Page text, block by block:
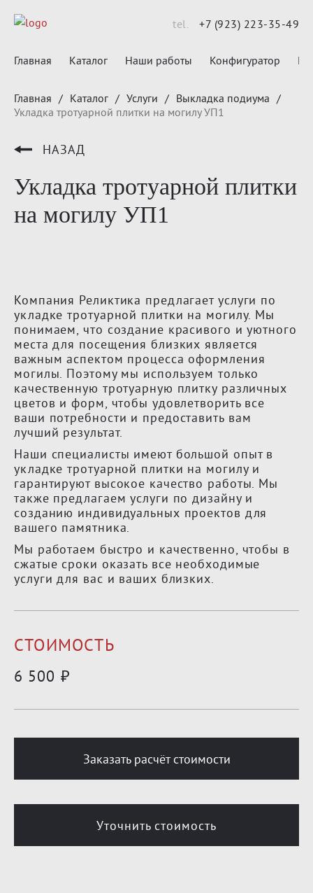
Главная Каталог Наши работы Конфигуратор
tel. +7 (923) 223-35-49
Главная / Каталог / Услуги / Выкладка подиума /
Укладка тротуарной плитки на могилу УП1
НАЗАД
Укладка тротуарной плитки
на могилу УП1
Компания Реликтика предлагает услуги по
укладке тротуарной плитки на могилу. Мы
понимаем, что создание красивого и уютного
места для посещения близких является
важным аспектом процесса оформления
могилы. Поэтому мы используем только
качественную тротуарную плитку различных
цветов и форм, чтобы удовлетворить все
ваши потребности и предоставить вам
лучший результат.
Наши специалисты имеют большой опыт в
укладке тротуарной плитки на могилу и
гарантируют высокое качество работы. Мы
также предлагаем услуги по дизайну и
созданию индивидуальных проектов для
вашего памятника.
Мы работаем быстро и качественно, чтобы в
сжатые сроки оказать все необходимые
услуги для вас и ваших близких.
СТОИМОСТЬ
6 500 ₽
Заказать расчёт стоимости
Уточнить стоимость